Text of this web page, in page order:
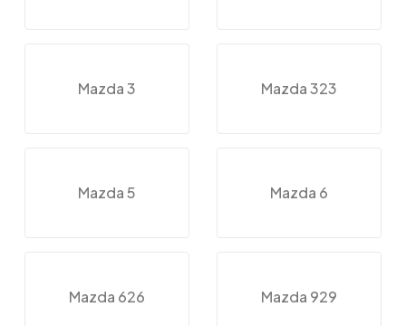
Mazda 3 Mazda 323
Mazda 5 Mazda 6
Mazda 626 Mazda 929